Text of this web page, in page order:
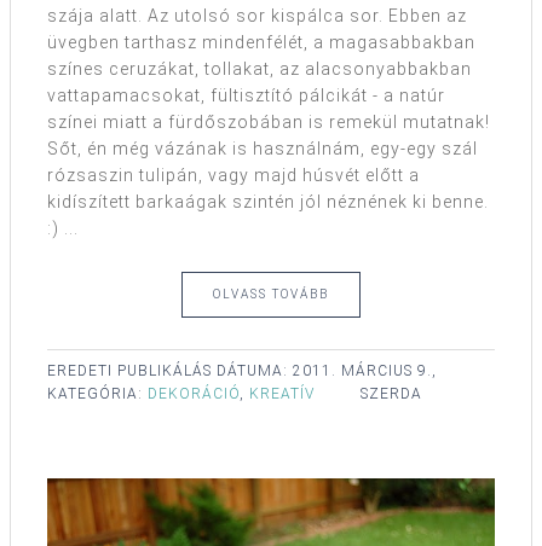
szája alatt. Az utolsó sor kispálca sor. Ebben az
üvegben tarthasz mindenfélét, a magasabbakban
színes ceruzákat, tollakat, az alacsonyabbakban
vattapamacsokat, fültisztító pálcikát - a natúr
színei miatt a fürdőszobában is remekül mutatnak!
Sőt, én még vázának is használnám, egy-egy szál
rózsaszin tulipán, vagy majd húsvét előtt a
kidíszített barkaágak szintén jól néznének ki benne.
:) ...
OLVASS TOVÁBB
EREDETI PUBLIKÁLÁS DÁTUMA: 2011. MÁRCIUS 9.,
SZERDA
KATEGÓRIA: DEKORÁCIÓ, KREATÍV